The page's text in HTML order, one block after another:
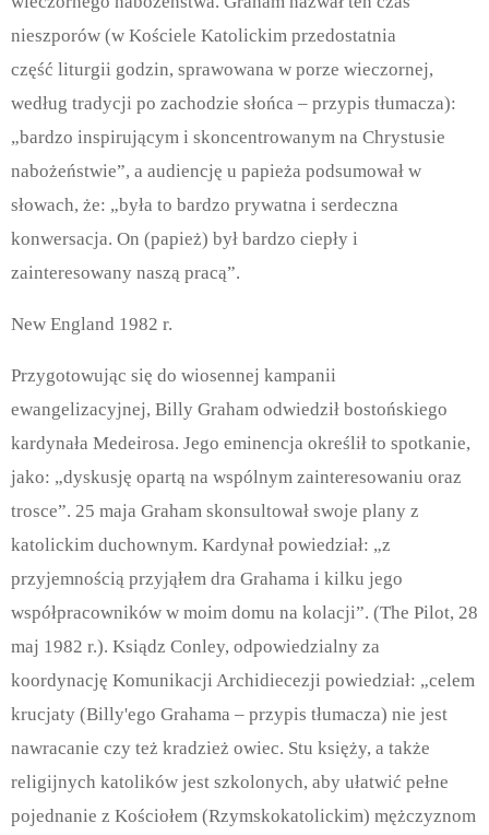
nieszporów (w Kościele Katolickim przedostatnia
część liturgii godzin, sprawowana w porze wieczornej,
według tradycji po zachodzie słońca – przypis tłumacza):
„bardzo inspirującym i skoncentrowanym na Chrystusie
nabożeństwie”, a audiencję u papieża podsumował w
słowach, że: „była to bardzo prywatna i serdeczna
konwersacja. On (papież) był bardzo ciepły i
zainteresowany naszą pracą”.
New England 1982 r.
Przygotowując się do wiosennej kampanii
ewangelizacyjnej, Billy Graham odwiedził bostońskiego
kardynała Medeirosa. Jego eminencja określił to spotkanie,
jako: „dyskusję opartą na wspólnym zainteresowaniu oraz
trosce”. 25 maja Graham skonsultował swoje plany z
katolickim duchownym. Kardynał powiedział: „z
przyjemnością przyjąłem dra Grahama i kilku jego
współpracowników w moim domu na kolacji”. (The Pilot, 28
maj 1982 r.). Ksiądz Conley, odpowiedzialny za
koordynację Komunikacji Archidiecezji powiedział: „celem
krucjaty (Billy'ego Grahama – przypis tłumacza) nie jest
nawracanie czy też kradzież owiec. Stu księży, a także
religijnych katolików jest szkolonych, aby ułatwić pełne
pojednanie z Kościołem (Rzymskokatolickim) mężczyznom